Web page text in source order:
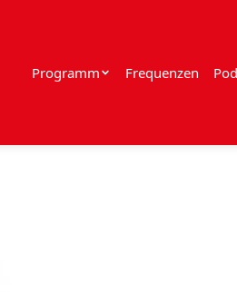
Programm Frequenzen